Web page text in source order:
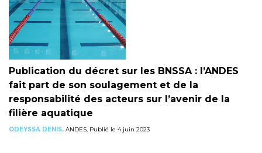
Publication du décret sur les BNSSA : l’ANDES
fait part de son soulagement et de la
responsabilité des acteurs sur l’avenir de la
filière aquatique
ODEYSSA DENIS, ANDES, Publié le 4 juin 2023